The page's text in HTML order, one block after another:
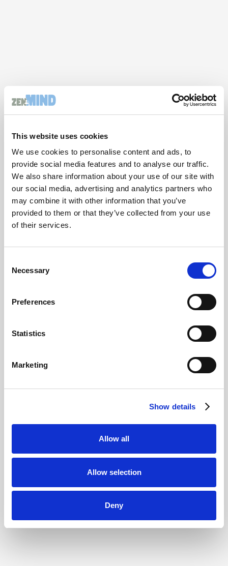
This website uses cookies
We use cookies to personalise content and ads, to
provide social media features and to analyse our traffic.
We also share information about your use of our site with
our social media, advertising and analytics partners who
may combine it with other information that you’ve
provided to them or that they’ve collected from your use
of their services.
Selection
Necessary
Preferences
Statistics
Marketing
Show details
Allow all
Allow selection
Deny